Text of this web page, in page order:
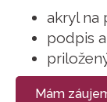
akryl na
podpis
Mám